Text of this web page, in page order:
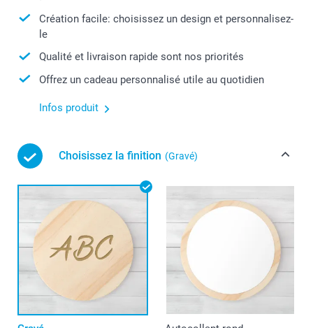
Création facile: choisissez un design et personnalisez-
le
Qualité et livraison rapide sont nos priorités
Offrez un cadeau personnalisé utile au quotidien
Infos produit
Choisissez la finition (Gravé)